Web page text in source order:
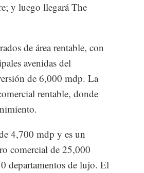
y luego llegará The
de área rentable, con
avenidas del
de 6,000 mdp. La
rentable, donde
4,700 mdp y es un
comercial de 25,000
departamentos de lujo. El